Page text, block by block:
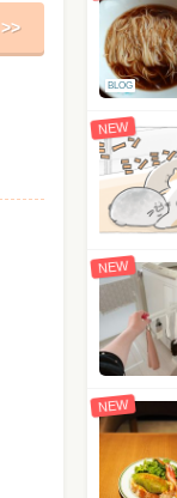
BLOG
NEW
NEW
NEW